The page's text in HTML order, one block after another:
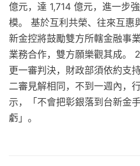
億元，達 1,714 億元，進一步
模。 基於互利共榮、往來互惠
新金控將鼓勵雙方所轄金融事
業務合作，雙方願樂觀其成。
更一審判決，財政部須依約支
二審見解相同，不到一週內，
示，「不會把彰銀落到台新金
虧」。